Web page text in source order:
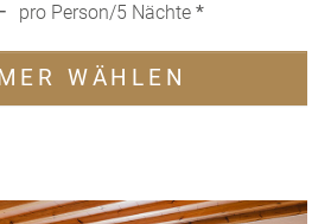
pro Person/5 Nächte *
WÄHLEN